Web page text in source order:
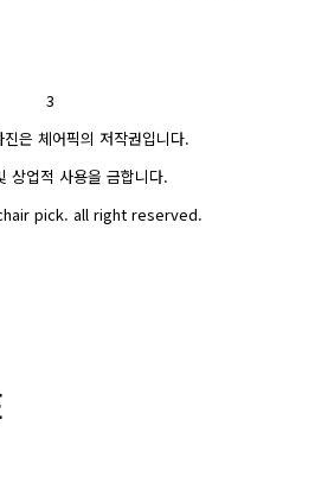
3
은 체어픽의 저작권입니다.
상업적 사용을 금합니다.
pick. all right reserved.